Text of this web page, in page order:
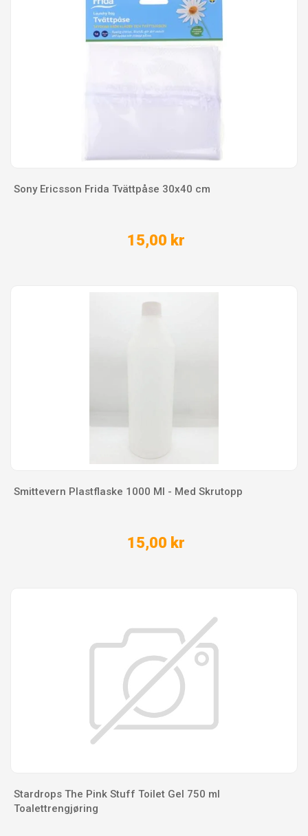
Sony Ericsson Frida Tvättpåse 30x40 cm
15,00 kr
Smittevern Plastflaske 1000 Ml - Med Skrutopp
15,00 kr
Stardrops The Pink Stuff Toilet Gel 750 ml
Toalettrengjøring